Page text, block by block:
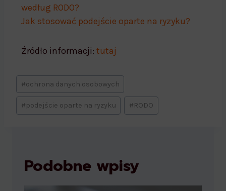
według RODO?
Jak stosować podejście oparte na ryzyku?
Źródło informacji: tutaj
#ochrona danych osobowych
#podejście oparte na ryzyku #RODO
Podobne wpisy